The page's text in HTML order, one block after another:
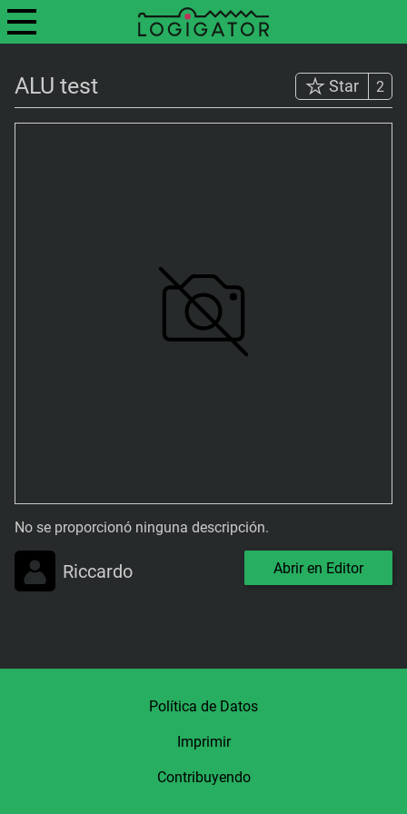
ALU test Star 2
No se proporcionó ninguna descripción.
Riccardo Abrir en Editor
Política de Datos
Imprimir
Contribuyendo